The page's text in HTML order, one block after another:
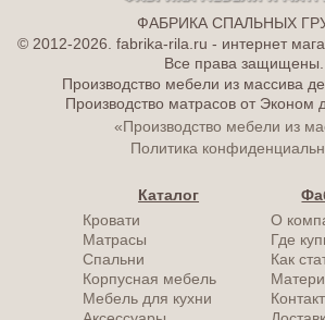
ФАБРИКА СПАЛЬНЫХ
© 2012-2026. fabrika-rila.ru - интернет
Все права защищены.
Производство мебели из массива
Производство матрасов от Эконом
«Производство мебели из
Политика
Каталог
Кровати
Матрасы
Спальни
Корпусная мебель
Мебель для кухни
О
Где
Как